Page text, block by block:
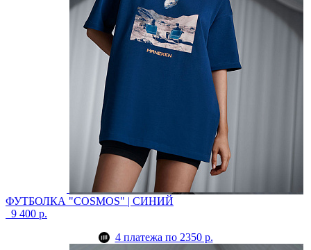
ФУТБОЛКА "COSMOS" | СИНИЙ
9 400 р.
4 платежа по 2350 р.